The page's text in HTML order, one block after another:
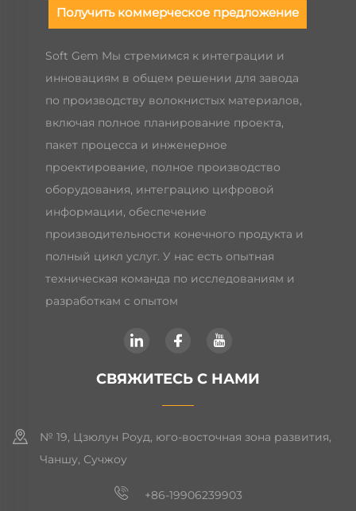
Получить коммерческое предложение
Soft Gem Мы стремимся к интеграции и
инновациям в общем решении для завода
по производству волокнистых материалов,
включая полное планирование проекта,
пакет процесса и инженерное
проектирование, полное производство
оборудования, интеграцию цифровой
информации, обеспечение
производительности конечного продукта и
полный цикл услуг. У нас есть опытная
техническая команда по исследованиям и
разработкам с опытом
СВЯЖИТЕСЬ С НАМИ
№ 19, Цзюлун Роуд, юго-восточная зона развития,
Чаншу, Сучжоу
+86-19906239903